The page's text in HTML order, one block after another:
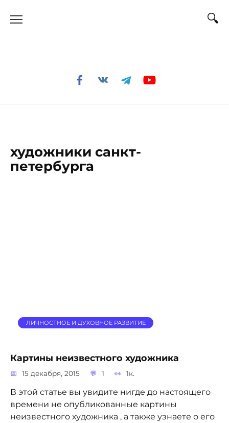
художники санкт-
петербурга
ЛИЧНОСТНОЕ И ДУХОВНОЕ РАЗВИТИЕ
Картины неизвестного художника
15 декабря, 2015 1 1к.
В этой статье вы увидите нигде до настоящего
времени не опубликованные картины
неизвестного художника , а также узнаете о его